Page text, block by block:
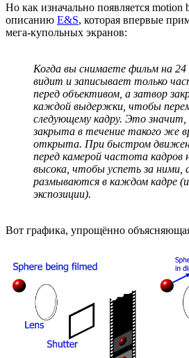
Но как изначально появляется motion
описанию E&S, которая впервые
мега-купольных экранов:
Когда вы снимаете фильм на 24
видит и записывает только
перед объективом, а затвор
каждой выдержки, чтобы
следующему кадру. Это
закрыта в течение такого же
открыта. При быстром
перед камерой частота кадров
высока, чтобы успеть за ними,
размываются в каждом кадре
экспозиции).
Вот графика, упрощённо